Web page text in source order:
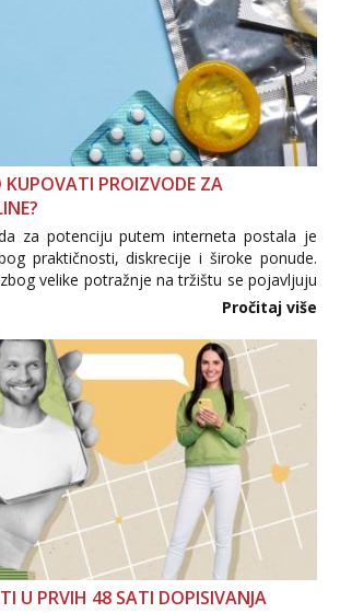
KUPOVATI PROIZVODE ZA
za potenciju putem interneta postala je
praktičnosti, diskrecije i široke ponude.
velike potražnje na tržištu se pojavljuju
proizvodi, nepouzdane internetske
Pročitaj više
U PRVIH 48 SATI DOPISIVANJA